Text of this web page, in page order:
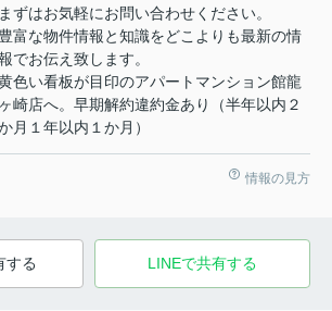
まずはお気軽にお問い合わせください。
豊富な物件情報と知識をどこよりも最新の情
でお伝え致します。
色い看板が目印のアパートマンション館龍
ヶ崎店へ。早期解約違約金あり（半年以内２
月１年以内１か月）
情報の見方
する LINEで共有する